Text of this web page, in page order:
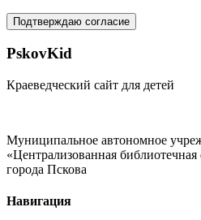
Подтверждаю согласие
PskovKid
Краеведческий сайт для детей
Муниципальное автономное
«Централизованная библиотечная
города Пскова
Навигация